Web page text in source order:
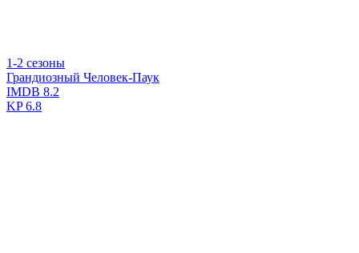
1-2 сезоны
Грандиозный Человек-Паук
IMDB 8.2
KP6.8